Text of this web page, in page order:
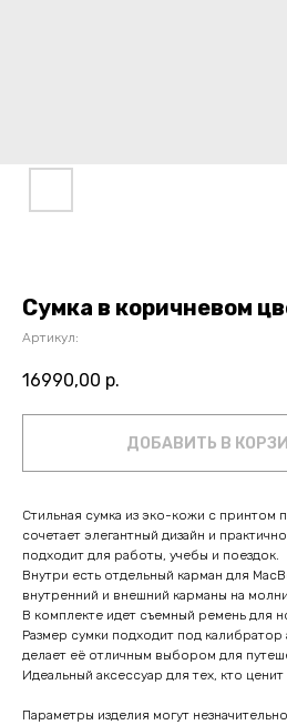
Сумка в коричневом
Артикул:
16990,00 р.
ДОБАВИТЬ В
Стильная сумка из эко-кожи с принтом
сочетает элегантный дизайн и
подходит для работы, учебы и поездок.
Внутри есть отдельный карман для
внутренний и внешний карманы на
В комплекте идет съемный ремень для
Размер сумки подходит под
делает её отличным выбором для
Идеальный аксессуар для тех, кто
Параметры изделия могут